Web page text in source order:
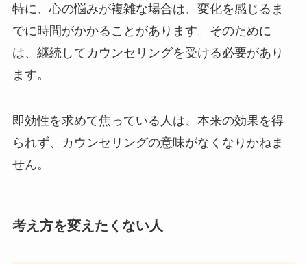
特に、心の悩みが複雑な場合は、変化を感じるま
でに時間がかかることがあります。そのために
は、継続してカウンセリングを受ける必要があり
ます。
即効性を求めて焦っている人は、本来の効果を得
られず、カウンセリングの意味がなくなりかねま
せん。
考え方を変えたくない人